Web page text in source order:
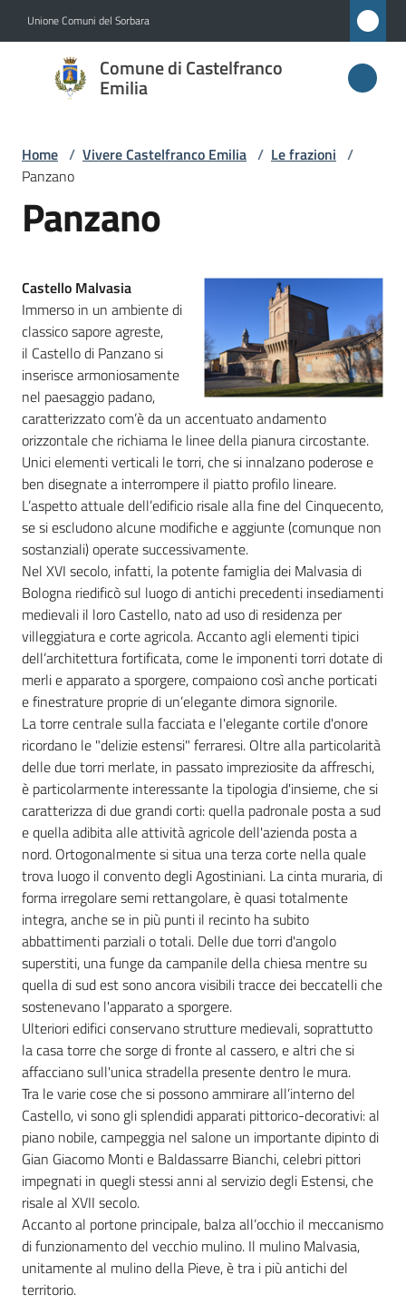
Unione Comuni del Sorbara
Comune di Castelfranco
Emilia
Comune di
Castelfranco
Servizi
Vivere
Castelfranco
Emilia
Menu selezionato
Tutti
gli
argomenti...
Seguici
su
Home / Vivere Castelfranco Emilia / Le frazioni /
Panzano
Panzano
Castello Malvasia
Immerso in un ambiente di
classico sapore agreste,
il Castello di Panzano si
inserisce armoniosamente
nel paesaggio padano,
caratterizzato com’è da un accentuato andamento
orizzontale che richiama le linee della pianura circostante.
Unici elementi verticali le torri, che si innalzano poderose e
ben disegnate a interrompere il piatto profilo lineare.
L’aspetto attuale dell’edificio risale alla fine del Cinquecento,
se si escludono alcune modifiche e aggiunte (comunque non
sostanziali) operate successivamente.
Nel XVI secolo, infatti, la potente famiglia dei Malvasia di
Bologna riedificò sul luogo di antichi precedenti insediamenti
medievali il loro Castello, nato ad uso di residenza per
villeggiatura e corte agricola. Accanto agli elementi tipici
dell’architettura fortificata, come le imponenti torri dotate di
merli e apparato a sporgere, compaiono così anche porticati
e finestrature proprie di un’elegante dimora signorile.
La torre centrale sulla facciata e l'elegante cortile d'onore
ricordano le "delizie estensi" ferraresi. Oltre alla particolarità
delle due torri merlate, in passato impreziosite da affreschi,
è particolarmente interessante la tipologia d'insieme, che si
caratterizza di due grandi corti: quella padronale posta a sud
e quella adibita alle attività agricole dell'azienda posta a
nord. Ortogonalmente si situa una terza corte nella quale
trova luogo il convento degli Agostiniani. La cinta muraria, di
forma irregolare semi rettangolare, è quasi totalmente
integra, anche se in più punti il recinto ha subito
abbattimenti parziali o totali. Delle due torri d'angolo
superstiti, una funge da campanile della chiesa mentre su
quella di sud est sono ancora visibili tracce dei beccatelli che
sostenevano l'apparato a sporgere.
Ulteriori edifici conservano strutture medievali, soprattutto
la casa torre che sorge di fronte al cassero, e altri che si
affacciano sull'unica stradella presente dentro le mura.
Tra le varie cose che si possono ammirare all’interno del
Castello, vi sono gli splendidi apparati pittorico-decorativi: al
piano nobile, campeggia nel salone un importante dipinto di
Gian Giacomo Monti e Baldassarre Bianchi, celebri pittori
impegnati in quegli stessi anni al servizio degli Estensi, che
risale al XVII secolo.
Accanto al portone principale, balza all’occhio il meccanismo
di funzionamento del vecchio mulino. Il mulino Malvasia,
unitamente al mulino della Pieve, è tra i più antichi del
territorio.